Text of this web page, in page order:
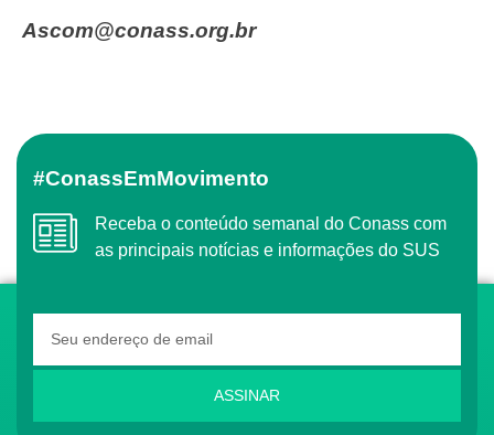
ascom@conass.org.br
#ConassEmMovimento
Receba o conteúdo semanal do Conass com
as principais notícias e informações do SUS
ASSINAR